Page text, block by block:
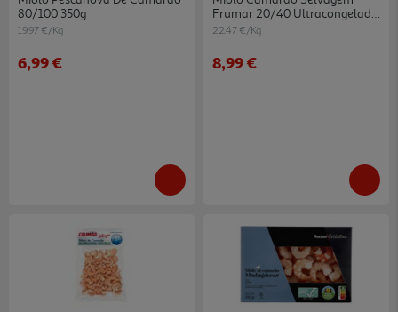
80/100 350g
19.97 €/Kg
6,99 €
Frumar 20/40 Ultracongelado
400 Gr
22.47 €/Kg
8,99 €